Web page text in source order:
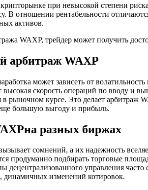
при невысокой степени
В отношении рентабельности
активов.
WAXP, трейдер может получить
арбитраж WAXP
может зависеть от
скорость операций по вводу и
рыночном курсе. Это делает арбитраж
большую выгоду и прибыль.
разных биржах
сомнений, а их надежность
продуманно подбирать торговые
управления
динамичных изменений котировок.